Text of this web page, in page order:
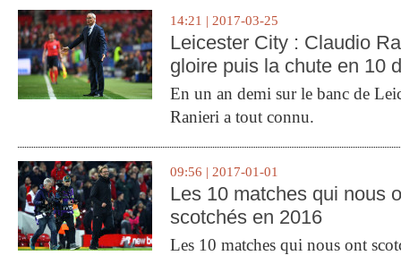
14:21 | 2017-03-25
Leicester City : Claudio
gloire puis la chute en 10
En un an demi sur le banc de
Ranieri a tout connu.
09:56 | 2017-01-01
Les 10 matches qui nous
scotchés en 2016
Les 10 matches qui nous ont